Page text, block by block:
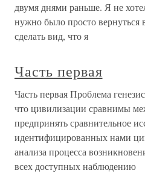
двумя днями раньше. Я не
нужно было просто вернуться
сделать вид, что я
Часть первая
Часть первая Проблема
что цивилизации сравнимы
предпринять сравнительное
идентифицированных нами
анализа процесса
всех доступных наблюдению